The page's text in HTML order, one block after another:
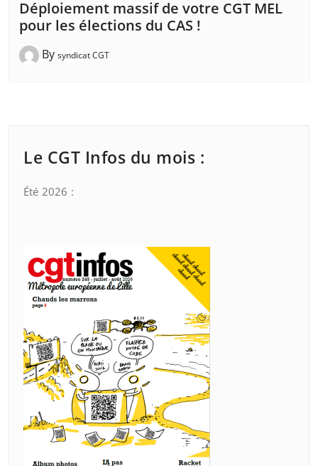
Déploiement massif de votre CGT MEL
pour les élections du CAS !
By syndicat CGT
Le CGT Infos du mois :
Été 2026 :